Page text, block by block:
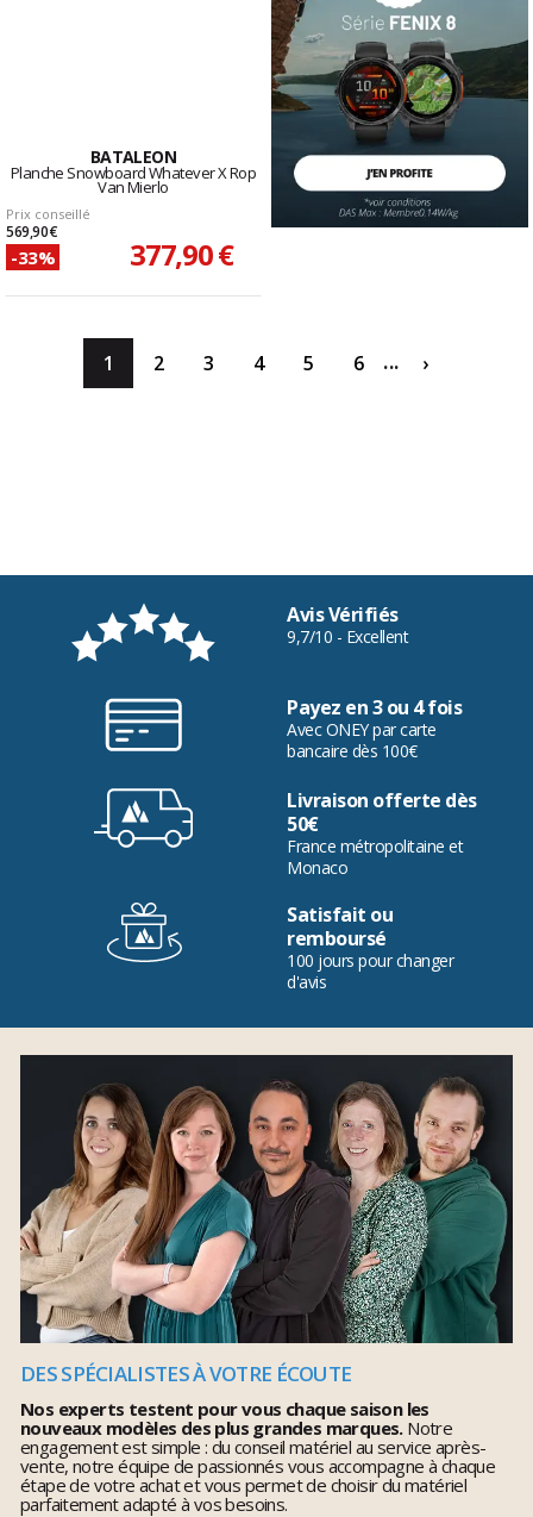
BATALEON
Planche Snowboard Whatever X Rop
Van Mierlo
Prix conseillé
569,90 €
-33% 377,90 €
1 2 3 4 5 6 ... ›
Avis Vérifiés
9,7/10 - Excellent
Payez en 3 ou 4 fois
Avec ONEY par carte
bancaire dès 100€
Livraison offerte dès
50€
France métropolitaine et
Monaco
Satisfait ou
remboursé
100 jours pour changer
d'avis
DES SPÉCIALISTES À VOTRE ÉCOUTE
Nos experts testent pour vous chaque saison les
nouveaux modèles des plus grandes marques.Notre
engagement est simple : du conseil matériel au service après-
vente, notre équipe de passionnés vous accompagne à chaque
étape de votre achat et vous permet de choisir du matériel
parfaitement adapté à vos besoins.